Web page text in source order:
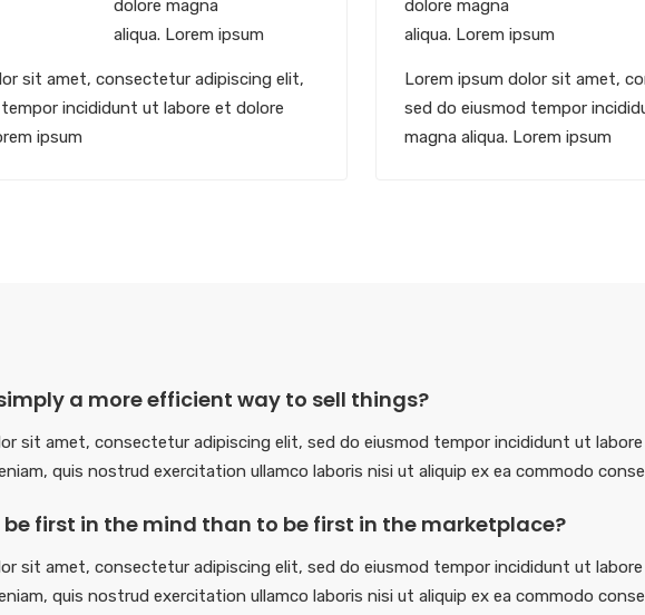
dolore magna
aliqua. Lorem ipsum
sit amet, consectetur adipiscing elit,
incididunt ut labore et dolore
ipsum
dolore magna
aliqua. Lorem ipsum
Lorem ipsum dolor sit amet,
sed do eiusmod tempor
magna aliqua. Lorem ipsum
a more efficient way to sell things?
sit amet, consectetur adipiscing elit, sed do eiusmod tempor incididunt ut
quis nostrud exercitation ullamco laboris nisi ut aliquip ex ea commodo
be first in the mind than to be first in the marketplace?
sit amet, consectetur adipiscing elit, sed do eiusmod tempor incididunt ut
quis nostrud exercitation ullamco laboris nisi ut aliquip ex ea commodo